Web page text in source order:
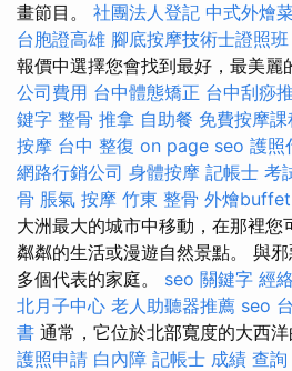
畫節目。 社團法人登記 中式外燴
台胞證高雄 腳底按摩技術士證照班
報價中選擇您會找到最好，最美麗
公司費用 台中體態矯正 台中刮痧
鍵字 整骨 推拿 自助餐 免費按摩課
按摩 台中 整復 on page seo 護照
網路行銷公司 身體按摩 記帳士 考
骨 脹氣 按摩 竹東 整骨 外燴buffet
大洲最大的城市中移動，在那裡您
粼粼的生活或漫遊自然景點。 與
多個代表的家庭。 seo 關鍵字 經
北月子中心 老人助聽器推薦 seo
書 通常，它位於北部寬度的大西洋
護照申請 白內障 記帳士 成績 查詢